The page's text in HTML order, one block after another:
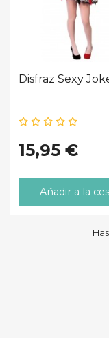
Disfraz Sexy
15,95 €
Añadir a la